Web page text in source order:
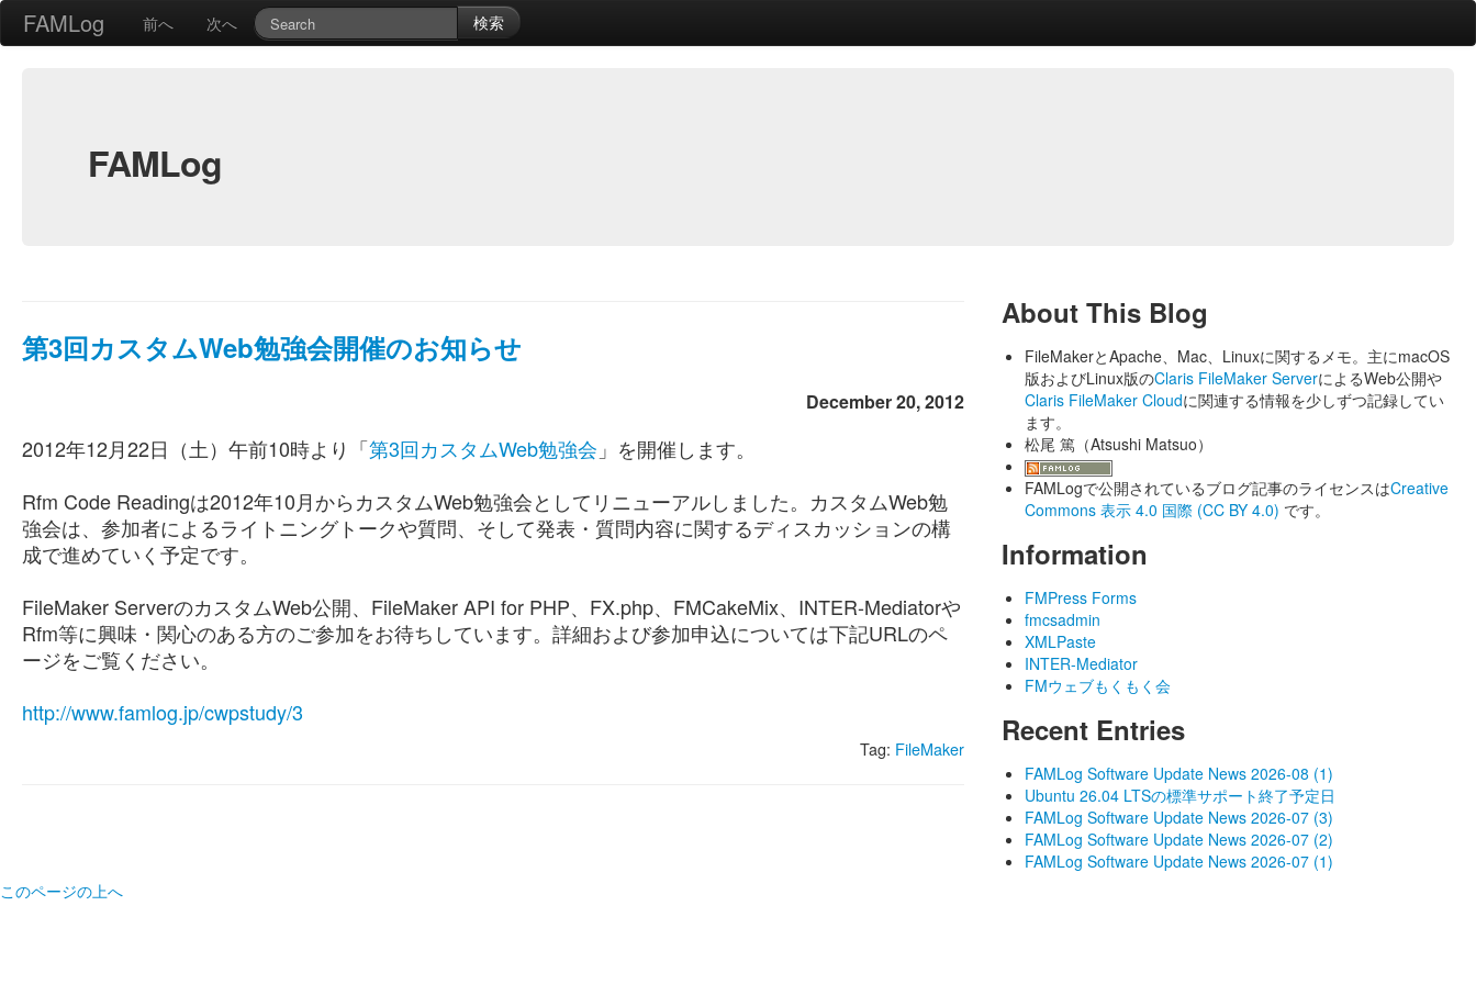
FAMLog 前へ 次へ 検索
FAMLog
第3回カスタムWeb勉強会開催のお知らせ
December 20, 2012
2012年12月22日（土）午前10時より「第3回カスタムWeb勉強会 」を開催します。
Rfm Code Readingは2012年10月からカスタムWeb勉強会としてリニューアルしました。カスタムWeb勉
強会は、参加者によるライトニングトークや質問、そして発表・質問内容に関するディスカッションの構
成で進めていく予定です。
FileMaker ServerのカスタムWeb公開、FileMaker API for PHP、FX.php、FMCakeMix、INTER-Mediatorや
Rfm等に興味・関心のある方のご参加をお待ちしています。詳細および参加申込については下記URLのペ
ージをご覧ください。
http://www.famlog.jp/cwpstudy/3
Tag: FileMaker
About This Blog
FileMakerとApache、Mac、Linuxに関するメモ。主にmacOS
版およびLinux版のClaris FileMaker ServerによるWeb公開や
Claris FileMaker Cloudに関連する情報を少しずつ記録してい
ます。
松尾 篤（Atsushi Matsuo）
FAMLogで公開されているブログ記事のライセンスはCreative
Commons 表示 4.0 国際 (CC BY 4.0) です。
Information
FMPress Forms
fmcsadmin
XMLPaste
INTER-Mediator
FMウェブもくもく会
Recent Entries
FAMLog Software Update News 2026-08 (1)
Ubuntu 26.04 LTSの標準サポート終了予定日
FAMLog Software Update News 2026-07 (3)
FAMLog Software Update News 2026-07 (2)
FAMLog Software Update News 2026-07 (1)
このページの上へ